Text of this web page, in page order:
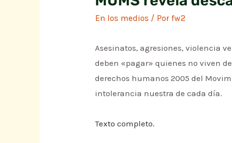
En los medios / Porfw2
Asesinatos, agresiones, violencia
deben «pagar» quienes no viven
derechos humanos 2005 del
intolerancia nuestra de cada día.
Texto completo.